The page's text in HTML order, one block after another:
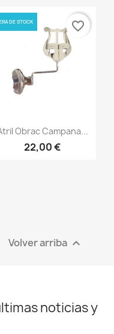
Vista rápida
Obrac Campana...
22,00 €
DE STOCK favorite_border
Volver arriba 
noticias y